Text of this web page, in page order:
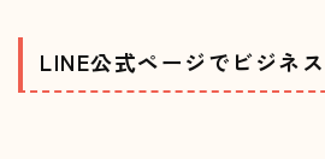
LINE公式ページでビジネ